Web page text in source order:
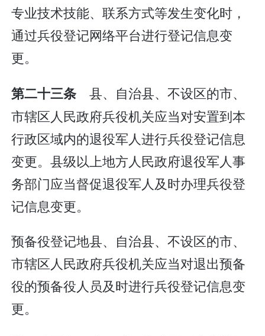
专业技术技能、联系方式等发生变化时，
通过兵役登记网络平台进行登记信息变
更。
第二十三条 县、自治县、不设区的市、
市辖区人民政府兵役机关应当对安置到本
行政区域内的退役军人进行兵役登记信息
变更。县级以上地方人民政府退役军人事
务部门应当督促退役军人及时办理兵役登
记信息变更。
预备役登记地县、自治县、不设区的市、
市辖区人民政府兵役机关应当对退出预备
役的预备役人员及时进行兵役登记信息变
更。